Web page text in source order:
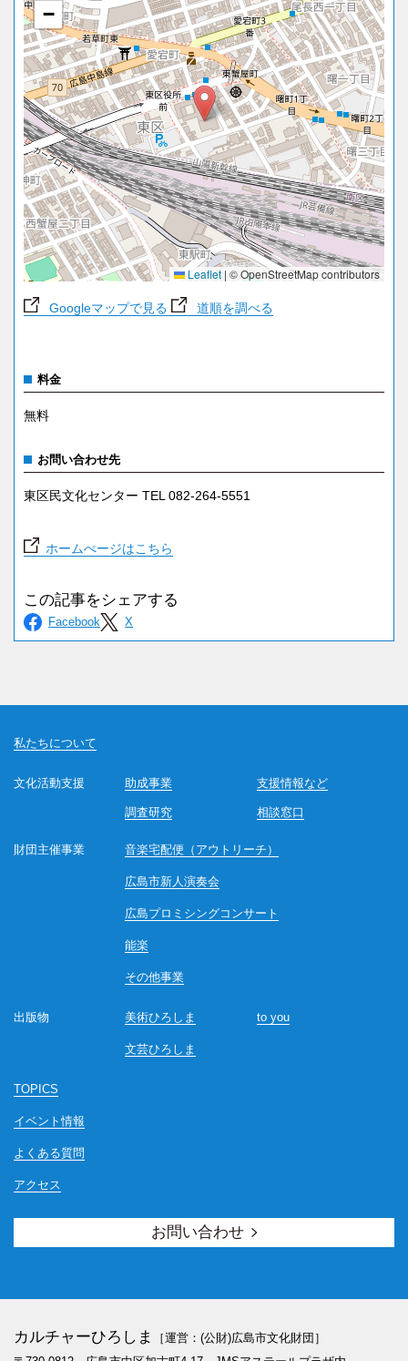
−
Leaflet | © OpenStreetMap contributors
Googleマップで見る 道順を調べる
料金
無料
お問い合わせ先
東区民文化センター TEL 082-264-5551
ホームぺージはこちら
私たちについて
文化活動支援 助成事業
調査研究 相談窓口
支援情報など
財団主催事業 音楽宅配便（アウトリーチ）
広島市新人演奏会
広島プロミシングコンサート
能楽
その他事業
出版物 美術ひろしま
文芸ひろしま
to you
TOPICS
イベント情報
よくある質問
アクセス
お問い合わせ
カルチャーひろしま
［運営：(公財)広島市文化財団］